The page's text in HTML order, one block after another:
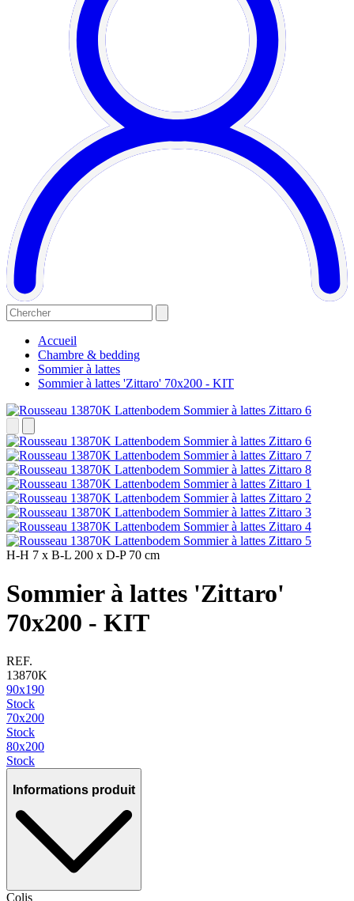
Accueil
Chambre & bedding
Sommier à lattes
Sommier à lattes 'Zittaro' 70x200 - KIT
H-H 7 x B-L 200 x D-P70 cm
Sommier à lattes 'Zittaro'
70x200 - KIT
REF.
13870K
90x190
Stock
70x200
Stock
80x200
Stock
Informations produit
Colis